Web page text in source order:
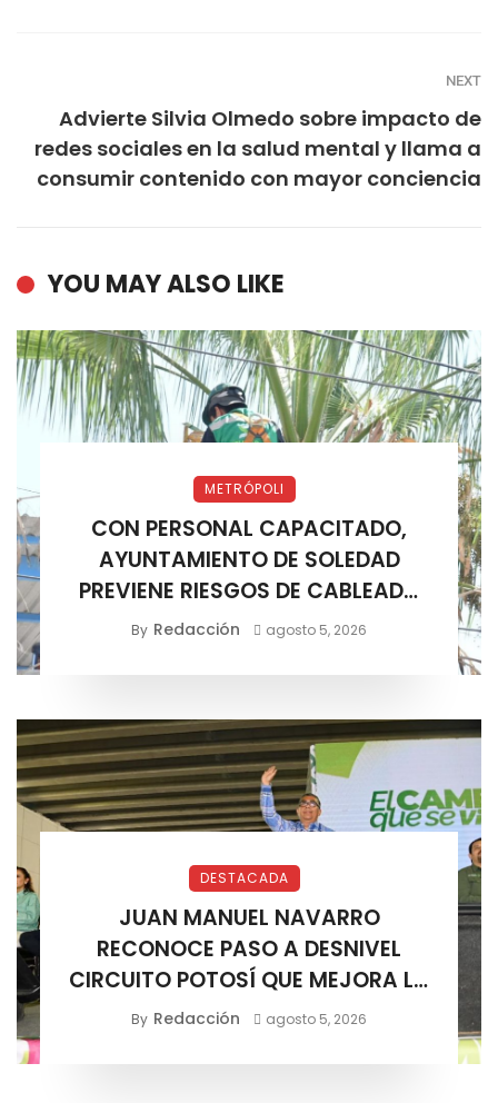
NEXT
Advierte Silvia Olmedo sobre impacto de
redes sociales en la salud mental y llama a
consumir contenido con mayor conciencia
YOU MAY ALSO LIKE
METRÓPOLI
CON PERSONAL CAPACITADO,
AYUNTAMIENTO DE SOLEDAD
PREVIENE RIESGOS DE CABLEADO
ELÉCTRICO
By Redacción agosto 5, 2026
DESTACADA
JUAN MANUEL NAVARRO
RECONOCE PASO A DESNIVEL
CIRCUITO POTOSÍ QUE MEJORA LA
MOVILIDAD METROPOLITANA
By Redacción agosto 5, 2026